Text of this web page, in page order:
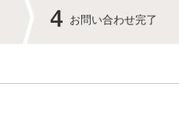
お問い合わせ完了